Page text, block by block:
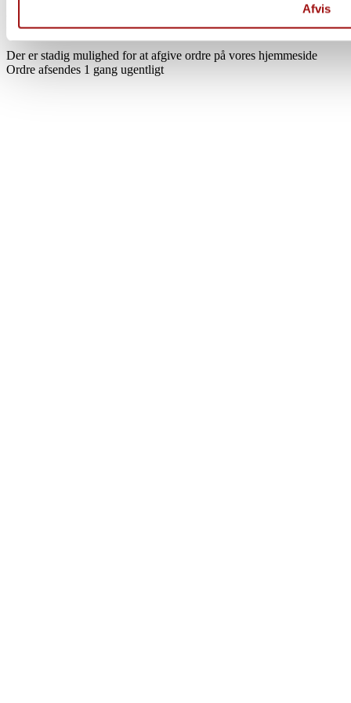
Afvis
Fra d. 17/7 til og med d. 1/8
Der er stadig mulighed for at afgive ordre på vores hjemmeside
Ordre afsendes 1 gang ugentligt